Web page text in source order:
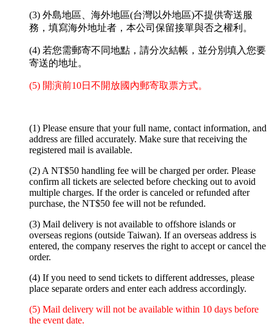
(3) 外島地區、海外地區(台灣以外地區)不提供寄送服
務，填寫海外地址者，本公司保留接單與否之權利。
(4) 若您需郵寄不同地點，請分次結帳，並分別填入您要
寄送的地址。
(5) 開演前10日不開放國內郵寄取票方式。
(1) Please ensure that your full name, contact information, and
address are filled accurately. Make sure that receiving the
registered mail is available.
(2) A NT$50 handling fee will be charged per order. Please
confirm all tickets are selected before checking out to avoid
multiple charges. If the order is canceled or refunded after
purchase, the NT$50 fee will not be refunded.
(3) Mail delivery is not available to offshore islands or
overseas regions (outside Taiwan). If an overseas address is
entered, the company reserves the right to accept or cancel the
order.
(4) If you need to send tickets to different addresses, please
place separate orders and enter each address accordingly.
(5) Mail delivery will not be available within 10 days before
the event date.